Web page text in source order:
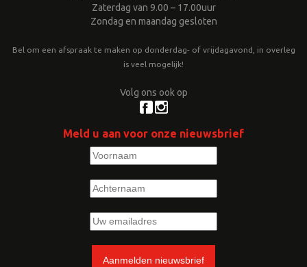
Zaterdag van 9.00 – 17.00uur
Zondag en maandag gesloten
Bel om een afspraak te maken op donderdag- of vrijdagavond, in overleg
is veel mogelijk!
Volg ons ook op
Meld u aan voor onze nieuwsbrief